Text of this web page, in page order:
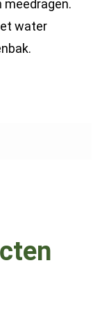
water